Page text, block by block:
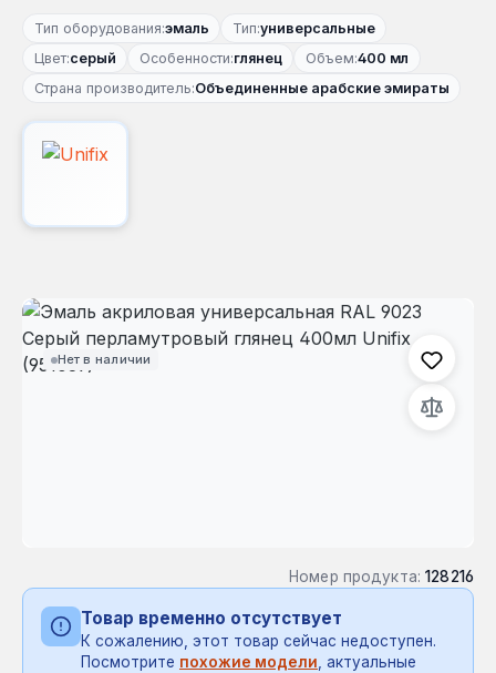
Тип оборудования:эмаль Тип:универсальные
Цвет:серый Особенности:глянец Объем:400 мл
Страна производитель:Объединенные арабские эмираты
Нет в наличии
Пропустить галерею изображений
Номер продукта: 128216
Товар временно отсутствует
К сожалению, этот товар сейчас недоступен.
Посмотрите похожие модели, актуальные